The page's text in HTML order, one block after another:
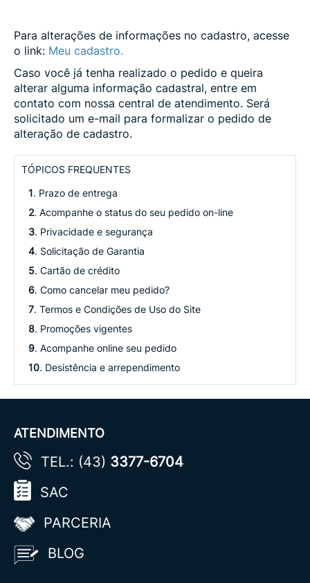
Para alterações de informações no cadastro, acesse
o link: Meu cadastro.
Caso você já tenha realizado o pedido e queira
alterar alguma informação cadastral, entre em
contato com nossa central de atendimento. Será
solicitado um e-mail para formalizar o pedido de
alteração de cadastro.
TÓPICOS FREQUENTES
1. Prazo de entrega
2. Acompanhe o status do seu pedido on-line
3. Privacidade e segurança
4. Solicitação de Garantia
5. Cartão de crédito
6. Como cancelar meu pedido?
7. Termos e Condições de Uso do Site
8. Promoções vigentes
9. Acompanhe online seu pedido
10. Desistência e arrependimento
ATENDIMENTO
TEL.: (43) 3377-6704
SAC
PARCERIA
BLOG